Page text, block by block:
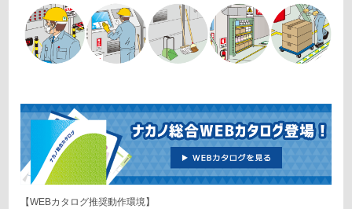
【WEBカタログ推奨動作環境】